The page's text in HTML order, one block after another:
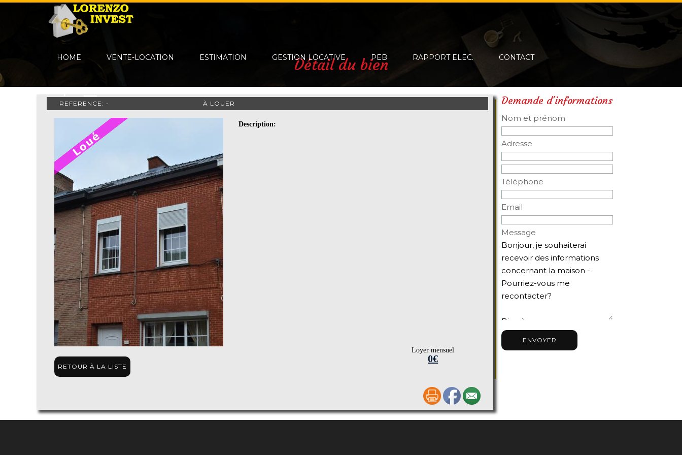
HOME VENTE-LOCATION ESTIMATION GESTION LOCATIVE PEB RAPPORT ELEC. CONTACT
Détail du bien
REFERENCE: - À LOUER
Description:
RETOUR À LA LISTE
Loyer mensuel
0€
Demande d'informations
Nom et prénom
Adresse
Téléphone
Email
Message
ENVOYER